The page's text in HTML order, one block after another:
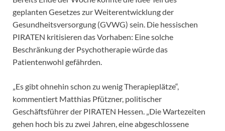
geplanten Gesetzes zur Weiterentwicklung der
Gesundheitsversorgung (GVWG) sein. Die hessischen
PIRATEN kritisieren das Vorhaben: Eine solche
Beschränkung der Psychotherapie würde das
Patientenwohl gefährden.
„Es gibt ohnehin schon zu wenig Therapieplätze“,
kommentiert Matthias Pfützner, politischer
Geschäftsführer der PIRATEN Hessen. „Die Wartezeiten
gehen hoch bis zu zwei Jahren, eine abgeschlossene